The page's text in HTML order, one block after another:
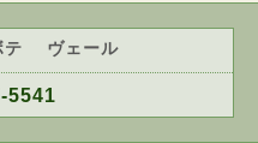
テ ヴェール
5541